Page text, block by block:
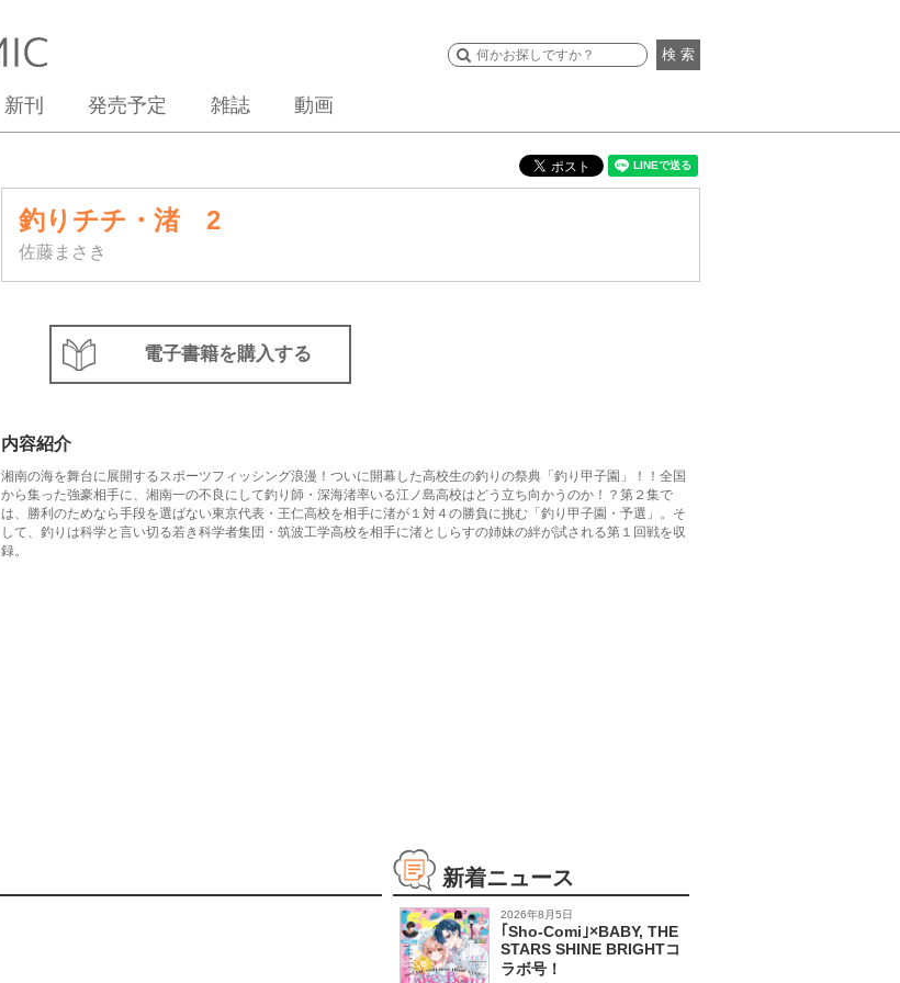
検 索
新刊 発売予定 雑誌 動画
釣りチチ・渚 2
佐藤まさき
電子書籍を購入する
内容紹介
湘南の海を舞台に展開するスポーツフィッシング浪漫！ついに開幕した高校生の釣りの祭典「釣り甲子園」！！全国
から集った強豪相手に、湘南一の不良にして釣り師・深海渚率いる江ノ島高校はどう立ち向かうのか！？第２集で
は、勝利のためなら手段を選ばない東京代表・王仁高校を相手に渚が１対４の勝負に挑む「釣り甲子園・予選」。そ
して、釣りは科学と言い切る若き科学者集団・筑波工学高校を相手に渚としらすの姉妹の絆が試される第１回戦を収
録。
新着ニュース
2026年8月5日
｢Sho-Comi｣×BABY, THE
STARS SHINE BRIGHTコ
ラボ号！